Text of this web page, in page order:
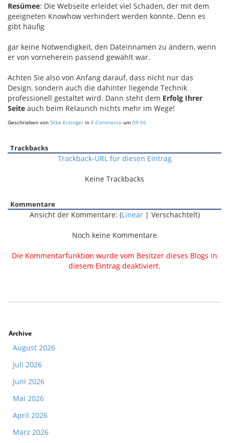
Resümee: Die Webseite erleidet viel Schaden, der mit dem
geeigneten Knowhow verhindert werden könnte. Denn es
gibt häufig
gar keine Notwendigkeit, den Dateinnamen zu ändern, wenn
er von vorneherein passend gewählt war.
Achten Sie also von Anfang darauf, dass nicht nur das
Design, sondern auch die dahinter liegende Technik
professionell gestaltet wird. Dann steht dem Erfolg Ihrer
Seite auch beim Relaunch nichts mehr im Wege!
Geschrieben von Silke Eckinger in E-Commerce um 09:56
Trackbacks
Trackback-URL für diesen Eintrag
Keine Trackbacks
Kommentare
Ansicht der Kommentare: (Linear| Verschachtelt)
Noch keine Kommentare
Die Kommentarfunktion wurde vom Besitzer dieses Blogs in
diesem Eintrag deaktiviert.
Archive
August 2026
Juli 2026
Juni 2026
Mai 2026
April 2026
März 2026